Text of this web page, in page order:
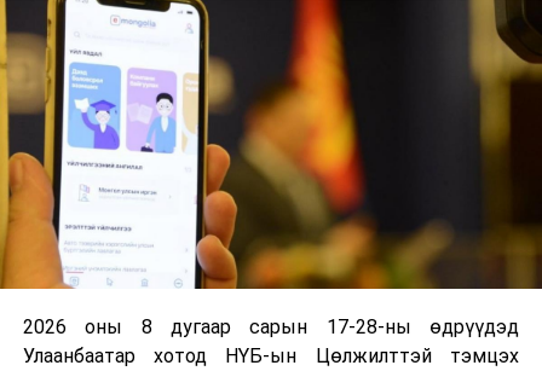
урамшуулах гэж байна. Харилцагч та Гялсбанкаа
ашиглан сард 6-аас дээш удаагийн гүйлгээ хийж
шинэхэн
IPhone14 Pro”-гийн эзэн болоорой.
Төрийн банк – Эрсдэлгүй ирээдүйн баталгаа
УНШСАН:
ДАРААХ МЭДЭЭ
Орон нутгийн хөгжлийн сангийн хөрөнгөөр хэрэгжүүлэх
ӨМНӨХ МЭДЭЭ
Хүнсний харшлын шинж тэмдэг
2026 оны 8 дугаар сарын 17-28-ны өдрүүдэд
Улаанбаатар хотод НҮБ-ын Цөлжилттэй тэмцэх